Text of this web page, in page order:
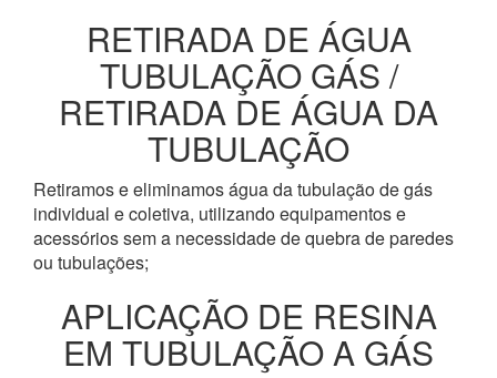
RETIRADA DE ÁGUA
TUBULAÇÃO GÁS /
RETIRADA DE ÁGUA DA
TUBULAÇÃO
Retiramos e eliminamos água da tubulação de gás
individual e coletiva, utilizando equipamentos e
acessórios sem a necessidade de quebra de paredes
ou tubulações;
APLICAÇÃO DE RESINA
EM TUBULAÇÃO A GÁS